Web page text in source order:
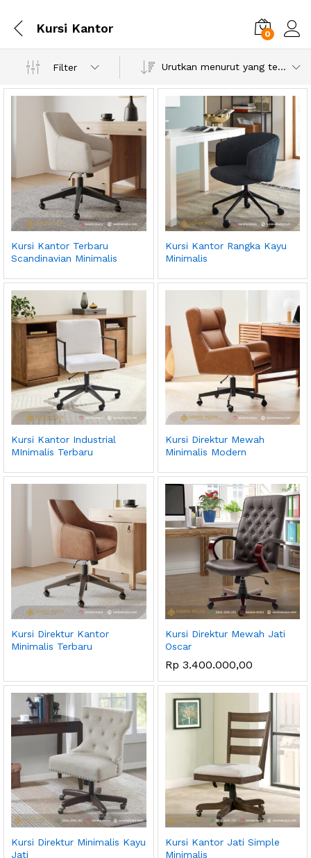
Kursi Kantor 0
Filter Urutkan menurut yang terbaru
Kursi Kantor Terbaru
Scandinavian Minimalis
Kursi Kantor Rangka Kayu
Minimalis
Kursi Kantor Industrial
MInimalis Terbaru
Kursi Direktur Mewah
Minimalis Modern
Kursi Direktur Kantor
Minimalis Terbaru
Kursi Direktur Mewah Jati
Oscar
Rp 3.400.000,00
Kursi Direktur Minimalis Kayu
Jati
Kursi Kantor Jati Simple
Minimalis